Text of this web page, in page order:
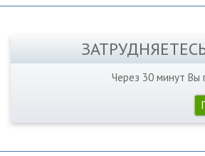
Через 30 минут Вы